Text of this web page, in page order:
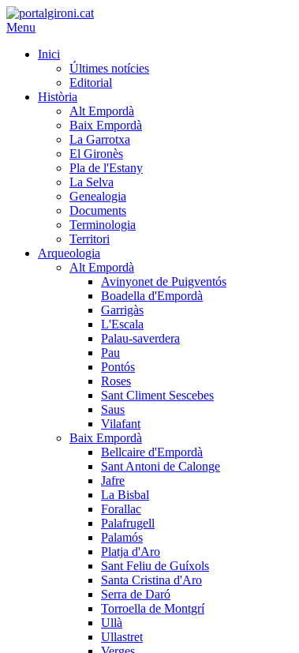
Menu
Inici
Últimes notícies
Editorial
Història
Alt Empordà
Baix Empordà
La Garrotxa
El Gironès
Pla de l'Estany
La Selva
Genealogia
Documents
Terminologia
Territori
Arqueologia
Alt Empordà
Avinyonet de Puigventós
Boadella d'Empordà
Garrigàs
L'Escala
Palau-saverdera
Pau
Pontós
Roses
Sant Climent Sescebes
Saus
Vilafant
Baix Empordà
Bellcaire d'Empordà
Sant Antoni de Calonge
Jafre
La Bisbal
Forallac
Palafrugell
Palamós
Platja d'Aro
Sant Feliu de Guíxols
Santa Cristina d'Aro
Serra de Daró
Torroella de Montgrí
Ullà
Ullastret